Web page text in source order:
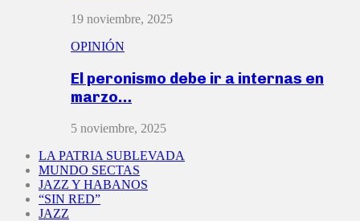
19 noviembre, 2025
OPINIÓN
El peronismo debe ir a internas en
marzo…
5 noviembre, 2025
LA PATRIA SUBLEVADA
MUNDO SECTAS
JAZZ Y HABANOS
“SIN RED”
JAZZ